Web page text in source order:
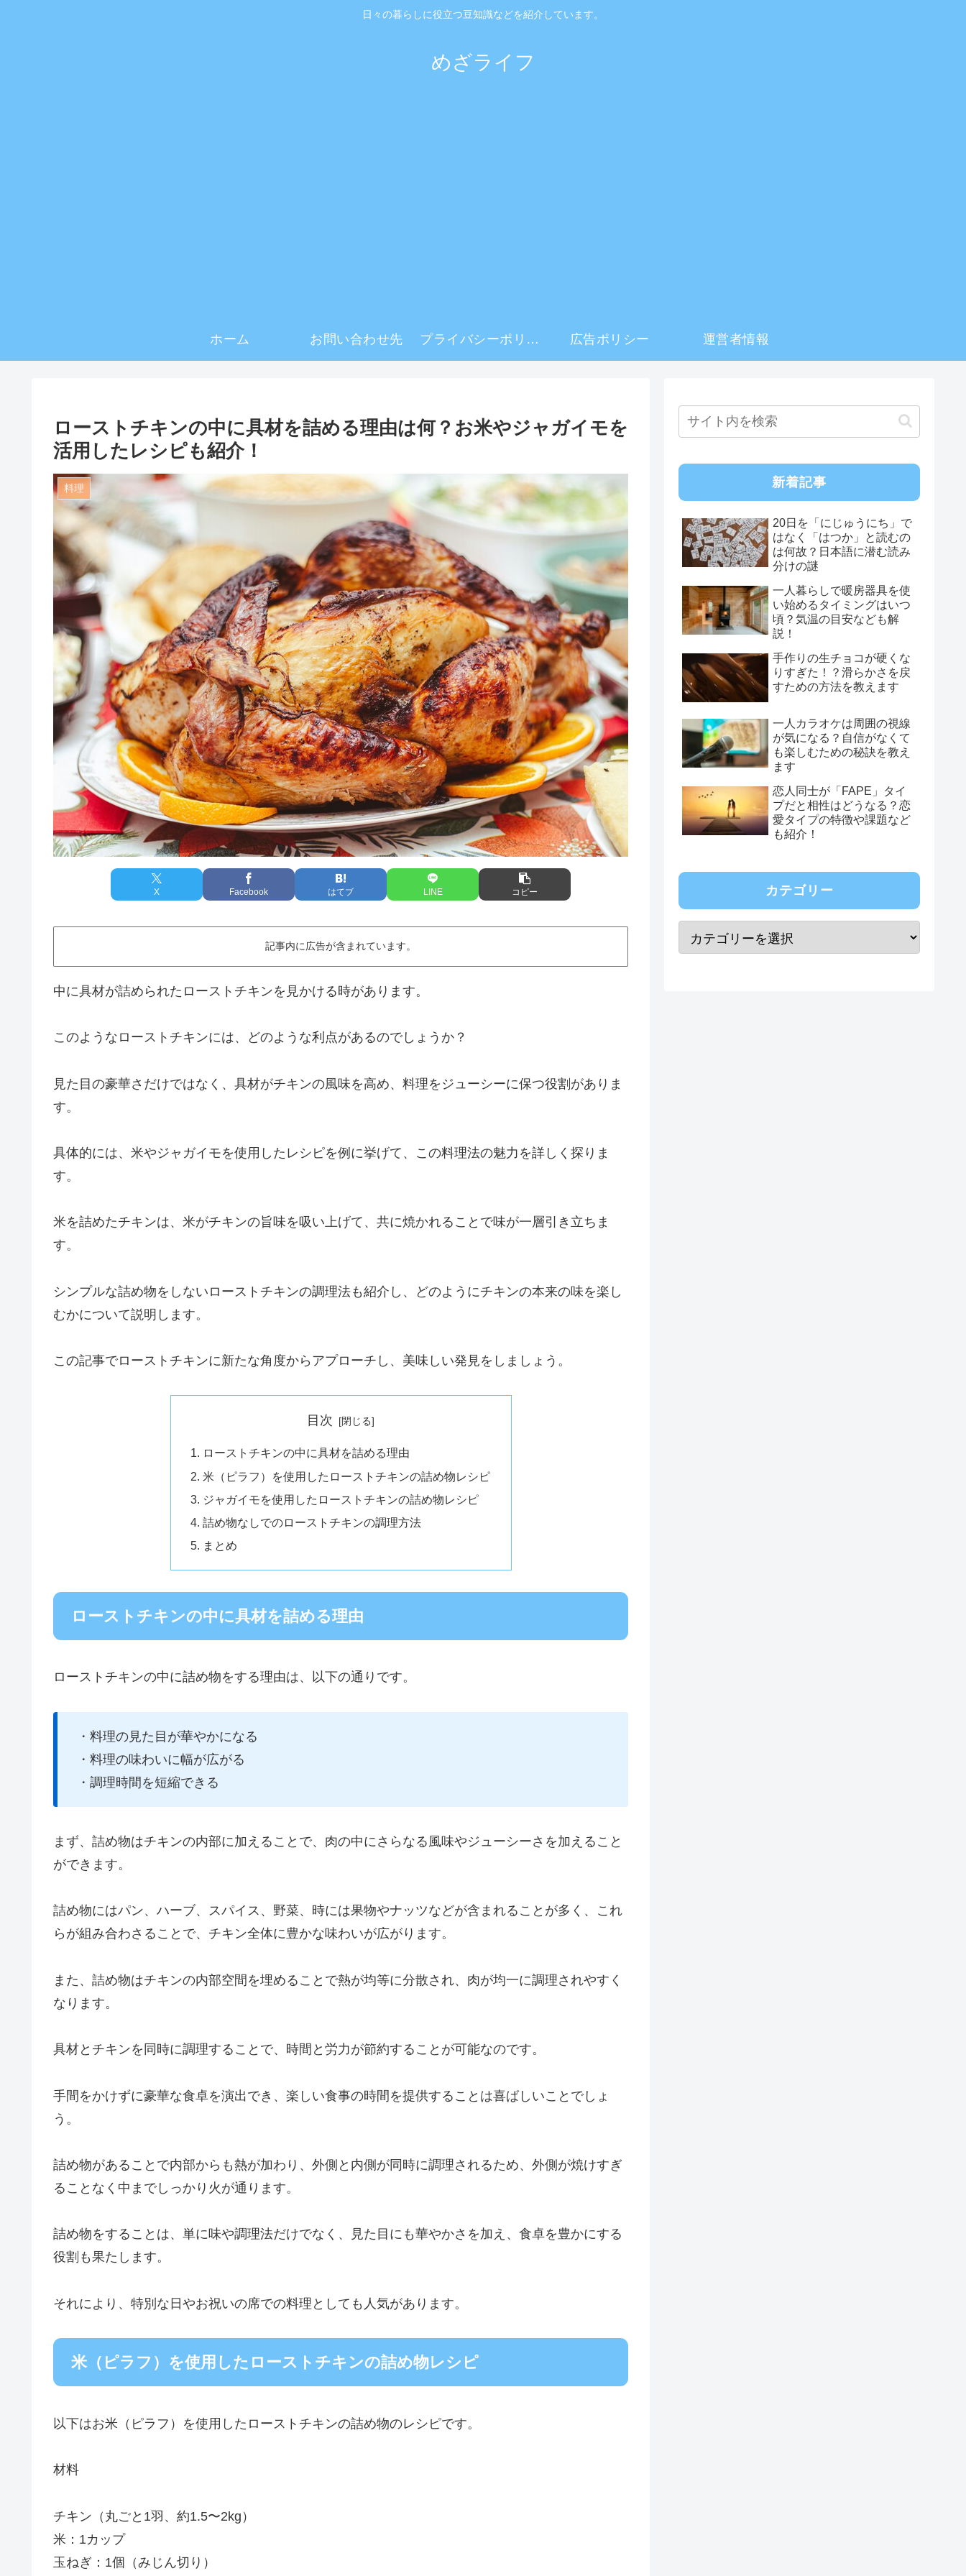
日々の暮らしに役立つ豆知識などを紹介しています。
めざライフ
ホーム お問い合わせ先 プライバシーポリシー・免責事項 広告ポリシー 運営者情報
ローストチキンの中に具材を詰める理由は何？お米やジャガイモを
活用したレシピも紹介！
料理
X Facebook はてブ LINE コピー
記事内に広告が含まれています。
中に具材が詰められたローストチキンを見かける時があります。
このようなローストチキンには、どのような利点があるのでしょうか？
見た目の豪華さだけではなく、具材がチキンの風味を高め、料理をジューシーに保つ役割がありま
す。
具体的には、米やジャガイモを使用したレシピを例に挙げて、この料理法の魅力を詳しく探りま
す。
米を詰めたチキンは、米がチキンの旨味を吸い上げて、共に焼かれることで味が一層引き立ちま
す。
シンプルな詰め物をしないローストチキンの調理法も紹介し、どのようにチキンの本来の味を楽し
むかについて説明します。
この記事でローストチキンに新たな角度からアプローチし、美味しい発見をしましょう。
目次
ローストチキンの中に具材を詰める理由
米（ピラフ）を使用したローストチキンの詰め物レシピ
ジャガイモを使用したローストチキンの詰め物レシピ
詰め物なしでのローストチキンの調理方法
まとめ
ローストチキンの中に具材を詰める理由
ローストチキンの中に詰め物をする理由は、以下の通りです。
・料理の見た目が華やかになる
・料理の味わいに幅が広がる
・調理時間を短縮できる
まず、詰め物はチキンの内部に加えることで、肉の中にさらなる風味やジューシーさを加えること
ができます。
詰め物にはパン、ハーブ、スパイス、野菜、時には果物やナッツなどが含まれることが多く、これ
らが組み合わさることで、チキン全体に豊かな味わいが広がります。
また、詰め物はチキンの内部空間を埋めることで熱が均等に分散され、肉が均一に調理されやすく
なります。
具材とチキンを同時に調理することで、時間と労力が節約することが可能なのです。
手間をかけずに豪華な食卓を演出でき、楽しい食事の時間を提供することは喜ばしいことでしょ
う。
詰め物があることで内部からも熱が加わり、外側と内側が同時に調理されるため、外側が焼けすぎ
ることなく中までしっかり火が通ります。
詰め物をすることは、単に味や調理法だけでなく、見た目にも華やかさを加え、食卓を豊かにする
役割も果たします。
それにより、特別な日やお祝いの席での料理としても人気があります。
米（ピラフ）を使用したローストチキンの詰め物レシピ
以下はお米（ピラフ）を使用したローストチキンの詰め物のレシピです。
材料
チキン（丸ごと1羽、約1.5〜2kg）
米：1カップ
玉ねぎ：1個（みじん切り）
新着記事
20日を「にじゅうにち」で
はなく「はつか」と読むの
は何故？日本語に潜む読み
分けの謎
一人暮らしで暖房器具を使
い始めるタイミングはいつ
頃？気温の目安なども解
説！
手作りの生チョコが硬くな
りすぎた！？滑らかさを戻
すための方法を教えます
一人カラオケは周囲の視線
が気になる？自信がなくて
も楽しむための秘訣を教え
ます
恋人同士が「FAPE」タイ
プだと相性はどうなる？恋
愛タイプの特徴や課題など
も紹介！
カテゴリー